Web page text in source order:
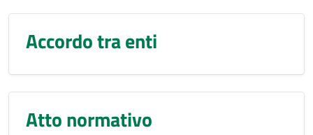
Accordo tra enti
Atto normativo